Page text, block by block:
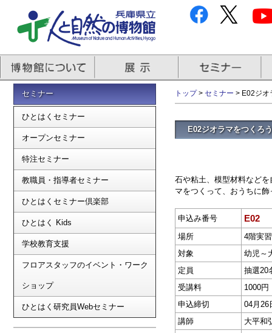
セミナー
ひとはくセミナー
オープンセミナー
特注セミナー
教職員・指導者セミナー
ひとはくセミナー倶楽部
ひとはく Kids
学校教育支援
フロアスタッフのイベント・ワーク
ショップ
ひとはく研究員Webセミナー
トップ> セミナー > E02ジ
E02ジオラマをつくろ
石や粘土、模型材料など
マをつくって、おうちに
申込み番号 E02
場所
4階実
対象
幼児～
定員
抽選20
受講料
1000円
申込締切
04月26
講師
大平和